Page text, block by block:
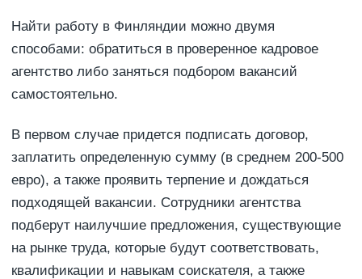
Найти работу в Финляндии можно двумя
способами: обратиться в проверенное кадровое
агентство либо заняться подбором вакансий
самостоятельно.
В первом случае придется подписать договор,
заплатить определенную сумму (в среднем 200-500
евро), а также проявить терпение и дождаться
подходящей вакансии. Сотрудники агентства
подберут наилучшие предложения, существующие
на рынке труда, которые будут соответствовать,
квалификации и навыкам соискателя, а также